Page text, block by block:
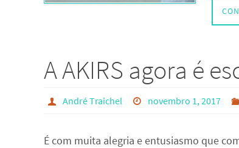
A AKIRS agora é
André Traichel novembro 1, 2017
É com muita alegria e entusiasmo que